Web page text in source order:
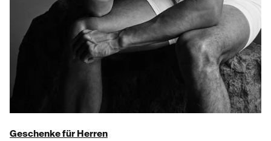
Geschenke für Herren